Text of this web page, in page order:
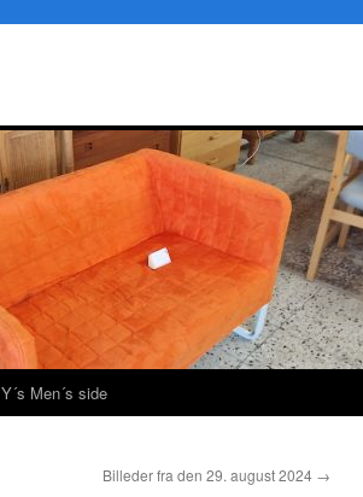
Y´s Men´s side
Billeder fra den 29. august 2024 →